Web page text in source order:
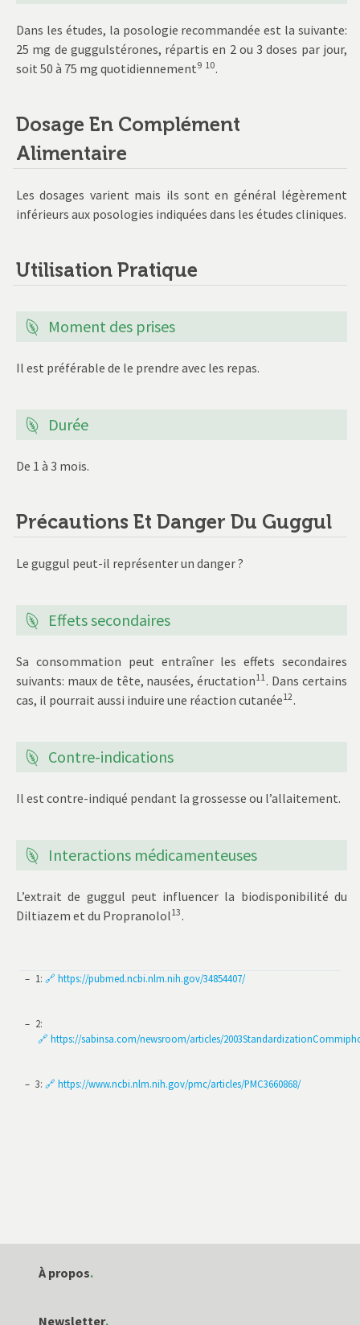
Dans les études, la posologie recommandée est la suivante:
25 mg de guggulstérones, répartis en 2 ou 3 doses par jour,
soit 50 à 75 mg quotidiennement9 10.
Dosage En Complément
Alimentaire
Les dosages varient mais ils sont en général légèrement
inférieurs aux posologies indiquées dans les études cliniques.
Utilisation Pratique
Moment des prises
Il est préférable de le prendre avec les repas.
Durée
De 1 à 3 mois.
Précautions Et Danger Du Guggul
Le guggul peut-il représenter un danger ?
Effets secondaires
Sa consommation peut entraîner les effets secondaires
suivants: maux de tête, nausées, éructation11. Dans certains
cas, il pourrait aussi induire une réaction cutanée12.
Contre-indications
Il est contre-indiqué pendant la grossesse ou l’allaitement.
Interactions médicamenteuses
L’extrait de guggul peut influencer la biodisponibilité du
Diltiazem et du Propranolol13 .
1: 🔗 https://pubmed.ncbi.nlm.nih.gov/34854407/
2:
🔗 https://sabinsa.com/newsroom/articles/
3: 🔗 https://www.ncbi.nlm.nih.gov/pmc/articles/PMC3660868/
À propos
Newsletter